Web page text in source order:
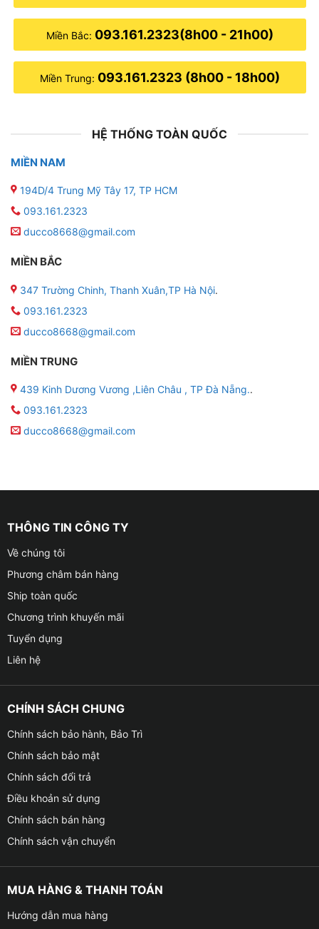
Miền Bắc: 093.161.2323(8h00 - 21h00)
Miền Trung: 093.161.2323 (8h00 - 18h00)
HỆ THỐNG TOÀN QUỐC
MIỀN NAM
194D/4 Trung Mỹ Tây 17, TP HCM
093.161.2323
ducco8668@gmail.com
MIỀN BẮC
347 Trường Chinh, Thanh Xuân,TP Hà Nội.
093.161.2323
ducco8668@gmail.com
MIỀN TRUNG
439 Kinh Dương Vương ,Liên Châu , TP Đà Nẵng..
093.161.2323
ducco8668@gmail.com
THÔNG TIN CÔNG TY
Về chúng tôi
Phương châm bán hàng
Ship toàn quốc
Chương trình khuyến mãi
Tuyển dụng
Liên hệ
CHÍNH SÁCH CHUNG
Chính sách bảo hành, Bảo Trì
Chính sách bảo mật
Chính sách đổi trả
Điều khoản sử dụng
Chính sách bán hàng
Chính sách vận chuyển
MUA HÀNG & THANH TOÁN
Hướng dẫn mua hàng